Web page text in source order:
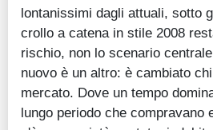
lontanissimi dagli attuali, sotto
crollo a catena in stile 2008
rischio, non lo scenario
nuovo è un altro: è cambiato
mercato. Dove un tempo
lungo periodo che compravano